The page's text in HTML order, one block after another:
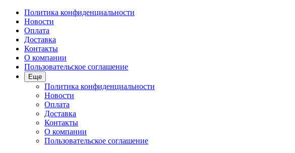
Политика конфиденциальности
Новости
Оплата
Доставка
Контакты
О компании
Пользовательское соглашение
Еще
Политика конфиденциальности
Новости
Оплата
Доставка
Контакты
О компании
Пользовательское соглашение